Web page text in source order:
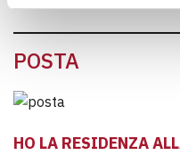
POSTA
HO LA RESIDENZA